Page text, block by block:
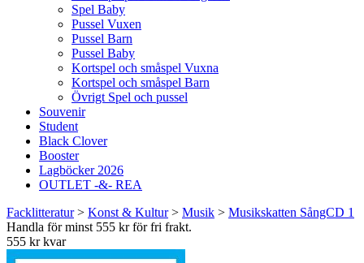
Spel Baby
Pussel Vuxen
Pussel Barn
Pussel Baby
Kortspel och småspel Vuxna
Kortspel och småspel Barn
Övrigt Spel och pussel
Souvenir
Student
Black Clover
Booster
Lagböcker 2026
OUTLET -&- REA
Facklitteratur> Konst & Kultur> Musik > Musikskatten SångCD 1
Handla för minst 555 kr för fri frakt.
555 kr kvar